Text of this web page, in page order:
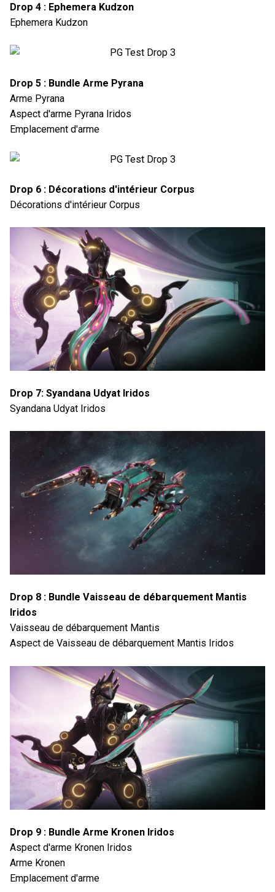
Drop 4 : Ephemera Kudzon
Ephemera Kudzon
Drop 5 : Bundle Arme Pyrana
Arme Pyrana
Aspect d'arme Pyrana Iridos
Emplacement d'arme
Drop 6 : Décorations d'intérieur Corpus
Décorations d'intérieur Corpus
Drop 7: Syandana Udyat Iridos
Syandana Udyat Iridos
Drop 8 : Bundle Vaisseau de débarquement Mantis
Iridos
Vaisseau de débarquement Mantis
Aspect de Vaisseau de débarquement Mantis Iridos
Drop 9 : Bundle Arme Kronen Iridos
Aspect d'arme Kronen Iridos
Arme Kronen
Emplacement d'arme